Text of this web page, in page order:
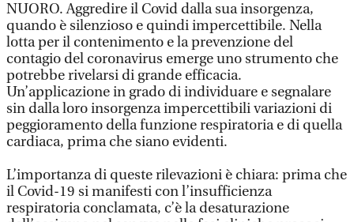
NUORO. Aggredire il Covid dalla sua insorgenza,
quando è silenzioso e quindi impercettibile. Nella
lotta per il contenimento e la prevenzione del
contagio del coronavirus emerge uno strumento che
potrebbe rivelarsi di grande efficacia.
Un’applicazione in grado di individuare e segnalare
sin dalla loro insorgenza impercettibili variazioni di
peggioramento della funzione respiratoria e di quella
cardiaca, prima che siano evidenti.
L’importanza di queste rilevazioni è chiara: prima che
il Covid-19 si manifesti con l’insufficienza
respiratoria conclamata, c’è la desaturazione